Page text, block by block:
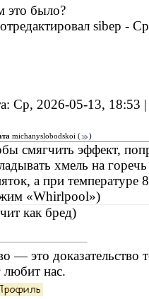
это было?
sibep -
Ср, 2026-05-13, 18:53
michanyslobodskoi ( )
смягчить эффект,
хмель на
а при температуре
«Whirlpool»)
как бред)
— это доказательство
любит нас.